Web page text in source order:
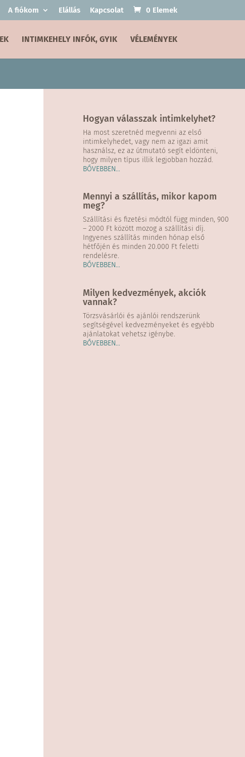
A fiókom Elállás Kapcsolat 0 Elemek
INTIMKEHELY INFÓK, GYIK VÉLEMÉNYEK
Hogyan válasszak intimkelyhet?
Ha most szeretnéd megvenni az első
intimkelyhedet, vagy nem az igazi amit
használsz, ez az útmutató segít eldönteni,
hogy milyen típus illik legjobban hozzád.
BŐVEBBEN…
Mennyi a szállítás, mikor kapom
meg?
Szállítási és fizetési módtól függ minden, 900
– 2000 Ft között mozog a szállítási díj.
Ingyenes szállítás minden hónap első
hétfőjén és minden 20.000 Ft feletti
rendelésre.
BŐVEBBEN…
Milyen kedvezmények, akciók
vannak?
Törzsvásárlói és ajánlói rendszerünk
segítségével kedvezményeket és egyébb
ajánlatokat vehetsz igénybe.
BŐVEBBEN…